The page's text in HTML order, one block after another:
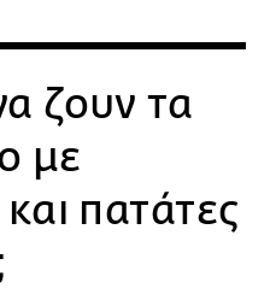
ζουν τα
με
πατάτες